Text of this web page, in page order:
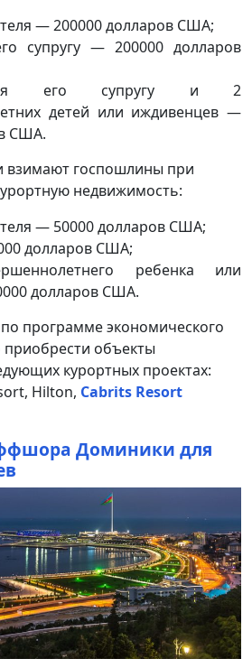
— 200000 долларов США;
супругу — 200000 долларов
его супругу и 2
детей или иждивенцев —
США.
взимают госпошлины при
недвижимость:
— 50000 долларов США;
долларов США;
ребенка или
долларов США.
программе экономического
объекты
курортных проектах:
Hilton, Cabrits Resort
Доминики для